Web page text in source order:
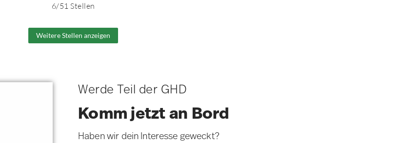
6/51 Stellen
Weitere Stellen anzeigen
Werde Teil der GHD
Komm jetzt an Bord
Haben wir dein Interesse geweckt?